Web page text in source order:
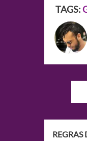
TAGS:
REGRAS